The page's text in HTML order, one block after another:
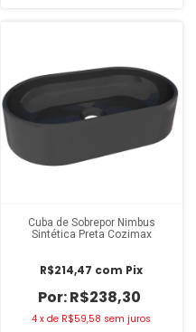
Cuba de Sobrepor Nimbus
Sintética Preta Cozimax
R$238,30
R$214,47 com Pix
4 xde R$59,58 sem juros